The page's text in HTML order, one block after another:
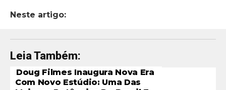
Neste artigo:
Leia Também:
Doug Filmes Inaugura Nova Era
Com Novo Estúdio: Uma Das